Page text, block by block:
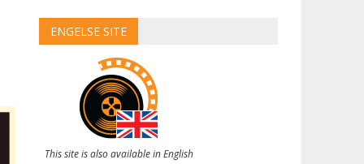
ENGELSE SITE
This site is also available in English